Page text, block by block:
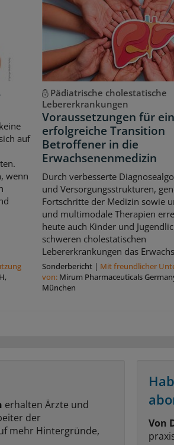
auf
wenn
Pädiatrische cholestatische
Lebererkrankungen
Voraussetzungen für
erfolgreiche Transition
Betroffener in die
Erwachsenenmedizin
Durch verbesserte
und Versorgungsstrukturen,
Fortschritte der Medizin sowie
und multimodale Therapien
heute auch Kinder und
schweren cholestatischen
Lebererkrankungen das
Sonderbericht| Mit freundlicher
von: Mirum Pharmaceuticals
München
erhalten Ärzte und
der
mehr Hintergründe,
Von